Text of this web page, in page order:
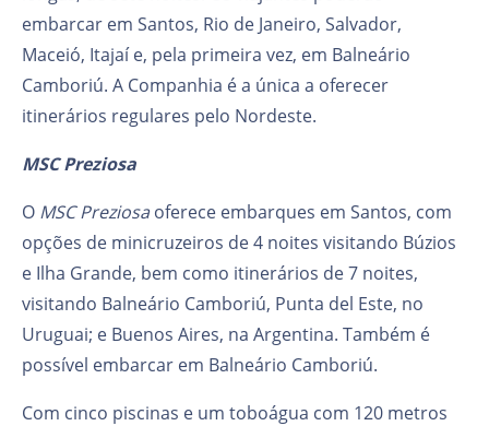
embarcar em Santos, Rio de Janeiro, Salvador,
Maceió, Itajaí e, pela primeira vez, em Balneário
Camboriú. A Companhia é a única a oferecer
itinerários regulares pelo Nordeste.
MSC Preziosa
O MSC Preziosaoferece embarques em Santos, com
opções de minicruzeiros de 4 noites visitando Búzios
e Ilha Grande, bem como itinerários de 7 noites,
visitando Balneário Camboriú, Punta del Este, no
Uruguai; e Buenos Aires, na Argentina. Também é
possível embarcar em Balneário Camboriú.
Com cinco piscinas e um toboágua com 120 metros